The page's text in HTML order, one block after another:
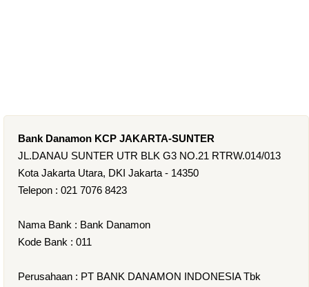
Bank Danamon KCP JAKARTA-SUNTER
JL.DANAU SUNTER UTR BLK G3 NO.21 RTRW.014/013
Kota Jakarta Utara, DKI Jakarta - 14350
Telepon : 021 7076 8423
Nama Bank : Bank Danamon
Kode Bank : 011
Perusahaan : PT BANK DANAMON INDONESIA Tbk